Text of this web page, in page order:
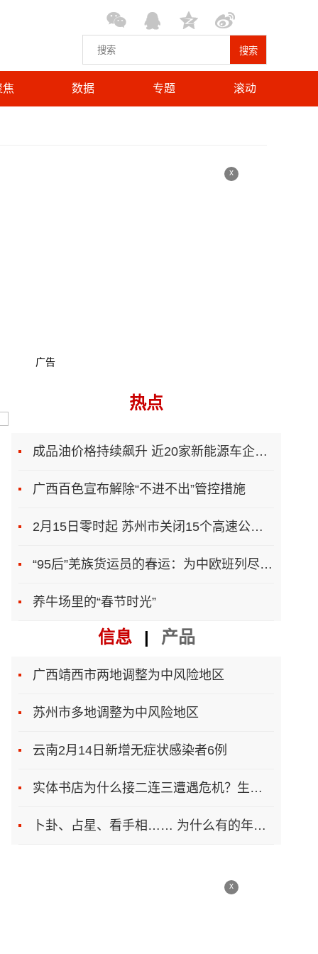
搜索
焦 数据 专题 滚动
x
广告
热点
成品油价格持续飙升 近20家新能源车企上调售价
广西百色宣布解除“不进不出”管控措施
2月15日零时起 苏州市关闭15个高速公路入口
“95后”羌族货运员的春运：为中欧班列尽一份力
养牛场里的“春节时光”
信息 | 产品
广西靖西市两地调整为中风险地区
苏州市多地调整为中风险地区
云南2月14日新增无症状感染者6例
实体书店为什么接二连三遭遇危机？生存之道在哪
卜卦、占星、看手相…… 为什么有的年轻人总想算一卦
x